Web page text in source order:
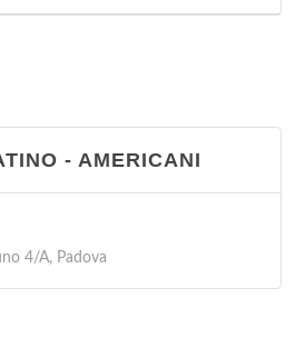
- AMERICANI
4/A, Padova